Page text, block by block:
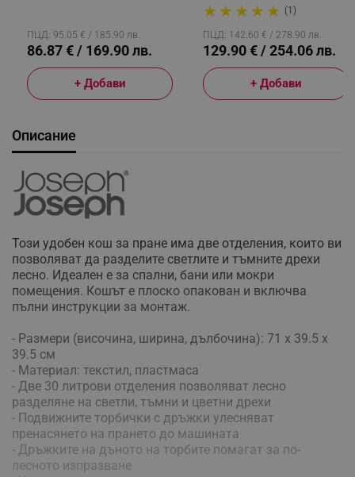
ПЦД: 95.05 € / 185.90 лв.
86.87 € / 169.90 лв.
+ Добави
Дръжки За Носене И
Изпразване, Черен
★ ★ ★ ★ ★ (1)
ПЦД: 142.60 € / 278.90 лв.
129.90 € / 254.06 лв.
+ Добави
Описание
Този удобен кош за пране има две отделения, които ви
позволяват да разделите светлите и тъмните дрехи
лесно. Идеален е за спални, бани или мокри
помещения. Кошът е плоско опакован и включва
пълни инструкции за монтаж.
- Размери (височина, ширина, дълбочина): 71 х 39.5 х
39.5 см
- Материал: текстил, пластмаса
- Две 30 литрови отделения позволяват лесно
разделяне на светли, тъмни и цветни дрехи
- Подвижните торбички с дръжки улесняват
пренасянето на прането до машината
- Дръжките на дъното на торбите помагат за по-
лесното изпразване